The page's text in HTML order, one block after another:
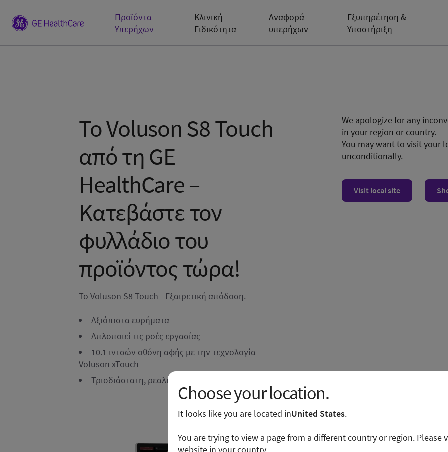
Προϊόντα
Υπερήχων
Κλινική
Ειδικότητα
Αναφορά
υπερήχων
Εξυπηρέτηση &
Υποστήριξη
Το Voluson S8 Touch
από τη GE
HealthCare –
Κατεβάστε τον
φυλλάδιο του
προϊόντος τώρα!
Το Voluson S8 Touch - Εξαιρετική απόδοση.
Αξιόπιστα ευρήματα
Απλοποιεί τις ροές εργασίας
10.1 ιντσών οθόνη αφής με την τεχνολογία
Voluson xTouch
Τρισδιάστατη, ρεαλιστική ανάλυση
We apologize for any
in your region or country.
You may want to visit your
unconditionally.
Visit local site
Choose your location.
It looks like you are located inUnited States.
You are trying to view a page from a different country or region. Please
website in your country.